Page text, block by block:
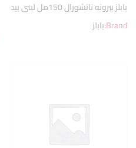
بابلز ببرونه ناتشورال 150مل لبنى بيد
Brand:بابلز